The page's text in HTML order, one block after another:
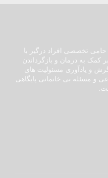
تخصصی افراد درگیر با
کمک به درمان و بازگرداندن
نگرش و یادآوری مسئولیت های
و مسئله بی خانمانی پایگاهی